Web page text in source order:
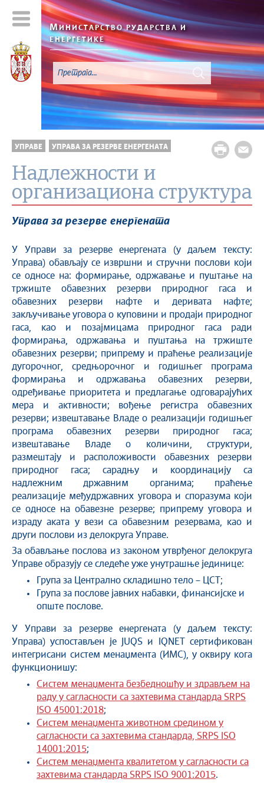
МИНИСТАРСТВО РУДАРСТВА И
ЕНЕРГЕТИКЕ
УПРАВЕ УПРАВА ЗА РЕЗЕРВЕ ЕНЕРГЕНАТА
Надлежности и
организациона структура
Управа за резерве енергената
У Управи за резерве енергената (у даљем тексту:
Управа) обављају се извршни и стручни послови који
се односе на: формирање, одржавање и пуштање на
тржиште обавезних резерви природног гаса и
обавезних резерви нафте и деривата нафте;
закључивање уговора о куповини и продаји природног
гаса, као и позајмицама природног гаса ради
формирања, одржавања и пуштања на тржиште
обавезних резерви; припрему и праћење реализације
дугорочног, средњорочног и годишњег програма
формирања и одржавања обавезних резерви,
одређивање приоритета и предлагање одговарајућих
мера и активности; вођење регистра обавезних
резерви; извештавање Владе о реализацији годишњег
програма обавезних резерви природног гаса;
извештавање Владе о количини, структури,
размештају и расположивости обавезних резерви
природног гаса; сарадњу и координацију са
надлежним државним органима; праћење
реализације међудржавних уговора и споразума који
се односе на обавезне резерве; припрему уговора и
израду аката у вези са обавезним резервама, као и
други послови из делокруга Управе.
За обављање послова из законом утврђеног делокруга
Управе образују се следеће уже унутрашње јединице:
Група за Централно складишно тело – ЦСТ;
Група за послове јавних набавки, финансијске и
опште послове.
У Управи за резерве енергената (у даљем тексту:
Управа) успостављен је JUQS и IQNET сертификован
интегрисани систем менаџмента (ИМС), у оквиру кога
функционишу:
Систем менаџмента безбедношћу и здрављем на
раду у сагласности са захтевима стандарда SRPS
ISO 45001:2018;
Систем менаџмента животном средином у
сагласности са захтевима стандарда, SRPS ISO
14001:2015;
Систем менаџмента квалитетом у сагласности са
захтевима стандарда SRPS ISO 9001:2015.